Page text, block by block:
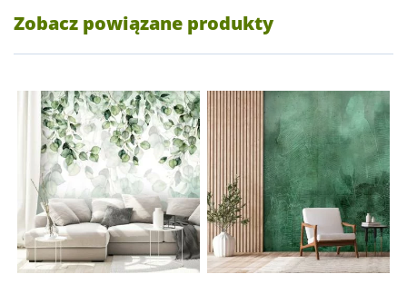
Zobacz powiązane produkty